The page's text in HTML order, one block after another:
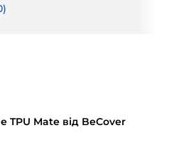
)
TPU Mate від BeCover